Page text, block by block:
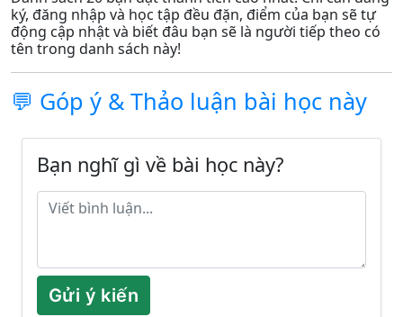
ký, đăng nhập và học tập đều đặn, điểm của bạn sẽ tự
động cập nhật và biết đâu bạn sẽ là người tiếp theo có
tên trong danh sách này!
💬 Góp ý & Thảo luận bài học này
Bạn nghĩ gì về bài học này?
Gửi ý kiến